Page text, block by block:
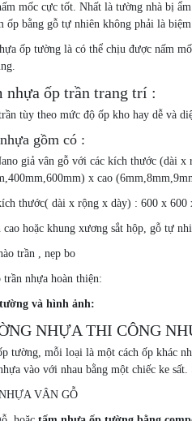
mốc cực tốt. Nhất là tường nhà bị
ốp bằng gỗ tự nhiên không phải là
ốp tường là có thể chịu được nấm
nhựa ốp trần trang trí :
tùy theo mức độ ốp kho hay dễ và
gồm có :
giả vân gỗ với các kích thước (dài
x cao
thước( dài x rộng x dày) : 600 x
hoặc khung xương sắt hộp, gỗ tự
trần , nẹp bo
nhựa hoàn thiện:
và hình ảnh:
NHỰA THI CÔNG
tường, mỗi loại là một cách ốp khác
vào với nhau bằng một chiếc ke
VÂN GỖ